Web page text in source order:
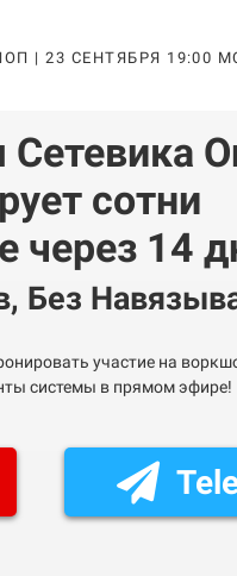
| 23 СЕНТЯБРЯ 19:00
сотни
через 14
Без
участие на
системы в прямом эфире!